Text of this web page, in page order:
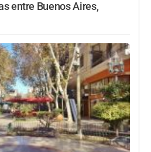
entre Buenos Aires,